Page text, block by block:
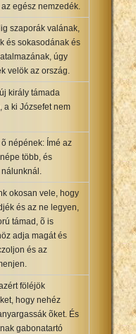
egész nemzedék.
szaporák valának,
és sokasodának és
úgy
velök az ország.
király támada
a ki Józsefet nem
népének: Ímé az
több, és
okosan vele, hogy
és az ne legyen,
támad, õ is
adja magát és
és az
föléjök
hogy nehéz
õket. És
gabonatartó